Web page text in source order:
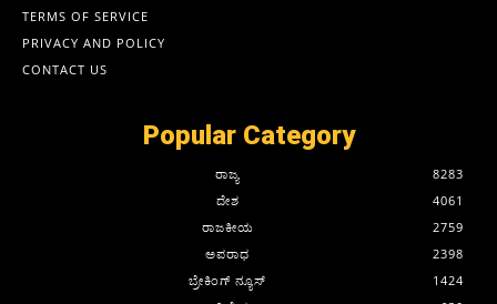
TERMS OF SERVICE
PRIVACY AND POLICY
CONTACT US
Popular Category
ರಾಜ್ಯ
8283
ದೇಶ
4061
ರಾಜಕೀಯ
2759
ಅಪರಾಧ
2398
ಬ್ರೇಕಿಂಗ್ ನ್ಯೂಸ್
1424